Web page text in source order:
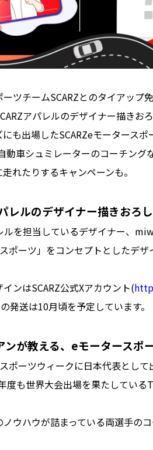
ツチームSCARZとのタイアップ
アパレルのデザイナー描き
も出場したSCARZeモータース
動車シュミレーターのコーチン
れたりするキャンペーンも。
レルのデザイナー描きおろ
ルを担当しているデザイナー、
ポーツ」をコンセプトとしたデ
ンはSCARZ公式Xアカウント(
発送は10月頃を予定しています。
ンが教える、eモータースポ
ポーツウィークに日本代表とし
度も世界大会出場を果たしてい
ウハウが詰まっている両選手の